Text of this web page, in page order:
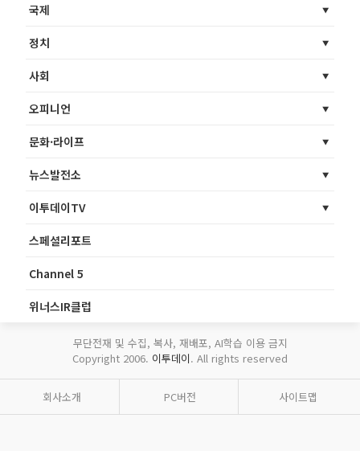
국제
정치
사회
오피니언
문화·라이프
뉴스발전소
이투데이TV
스페셜리포트
Channel 5
위너스IR클럽
무단전재 및 수집, 복사, 재배포, AI학습 이용 금지
Copyright 2006. 이투데이. All rights reserved
회사소개 PC버전 사이트맵